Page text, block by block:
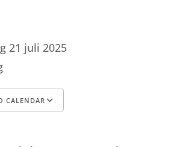
21 juli 2025
CALENDAR